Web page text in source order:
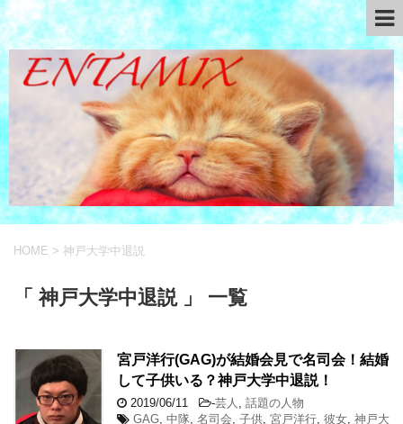
HOME > 神戸大学中退説
「 神戸大学中退説 」 一覧
宮戸洋行(GAG)が結婚会見で名司会！結婚
して子供いる？神戸大学中退説！
2019/06/11 -芸人
話題の人物
GAG 中隊 名司会 子供 宮戸洋行 彼女 神戸大